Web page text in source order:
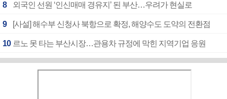
8 외국인 선원 ‘인신매매 경유지’ 된 부산…우려가 현실로
9 [사설] 해수부 신청사 북항으로 확정, 해양수도 도약의 전환점
10 르노 못 타는 부산시장…관용차 규정에 막힌 지역기업 응원